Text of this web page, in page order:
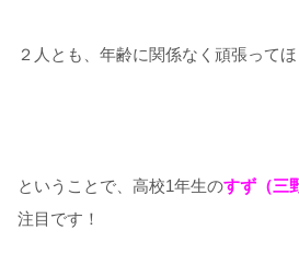
２人とも、年齢に関係なく頑張ってほ
ということで、高校1年生のすず（三
注目です！